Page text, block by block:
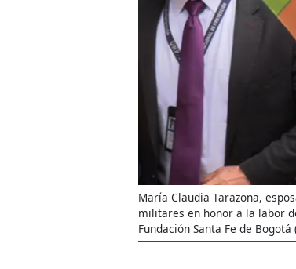
María Claudia Tarazona,
militares en honor a la labor
Fundación Santa Fe de Bogotá